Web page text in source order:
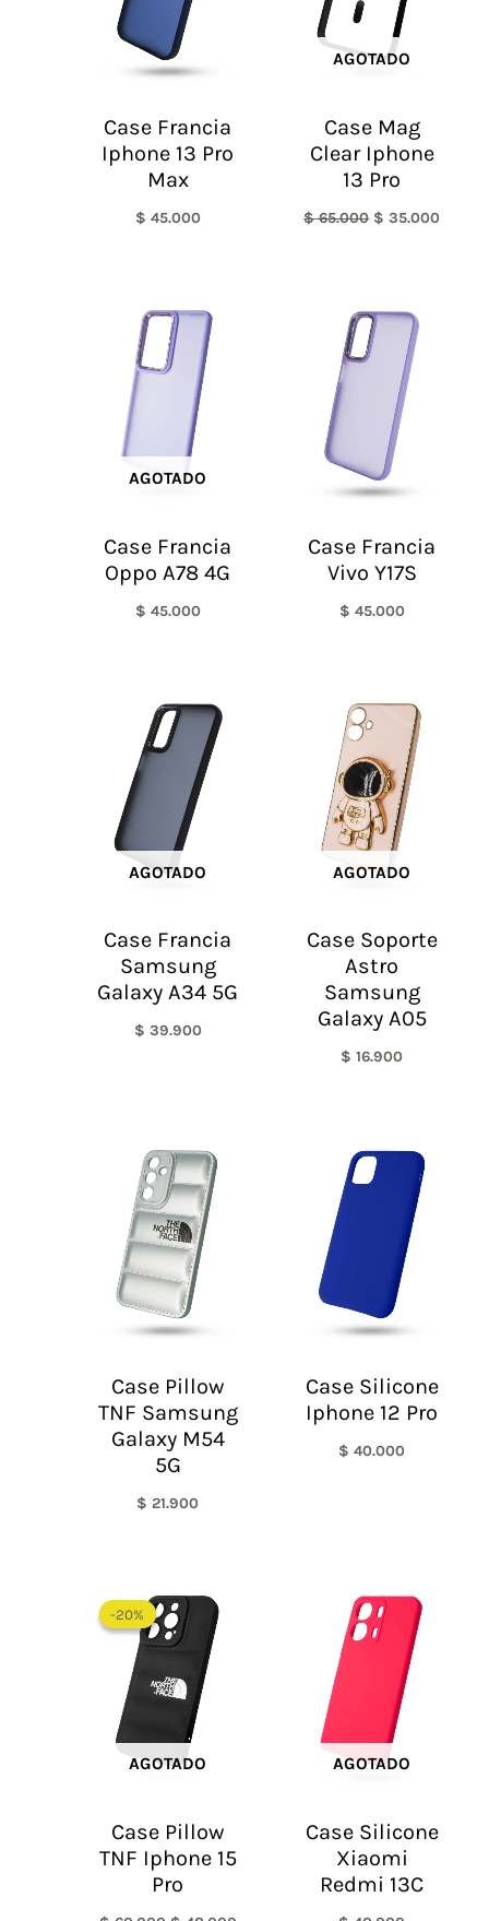
Case Francia
Iphone 13 Pro
Max
$ 45.000
AGOTADO
Case Mag
Clear Iphone
13 Pro
$65.000 $ 35.000
AGOTADO
Case Francia
Oppo A78 4G
$ 45.000
Case Francia
Vivo Y17S
$ 45.000
AGOTADO
Case Francia
Samsung
Galaxy A34 5G
$ 39.900
AGOTADO
Case Soporte
Astro
Samsung
Galaxy A05
$ 16.900
Case Pillow
TNF Samsung
Galaxy M54
5G
$ 21.900
Case Silicone
Iphone 12 Pro
$ 40.000
-20%
AGOTADO
-20%
Case Pillow
TNF Iphone 15
Pro
precio
original
era:
$ 60.000.
AGOTADO
Case Silicone
Xiaomi
Redmi 13C